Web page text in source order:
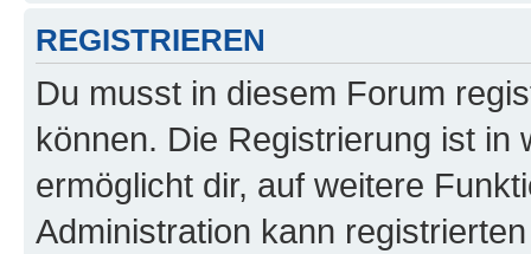
REGISTRIEREN
Du musst in diesem Forum
können. Die Registrierung ist in
ermöglicht dir, auf weitere
Administration kann